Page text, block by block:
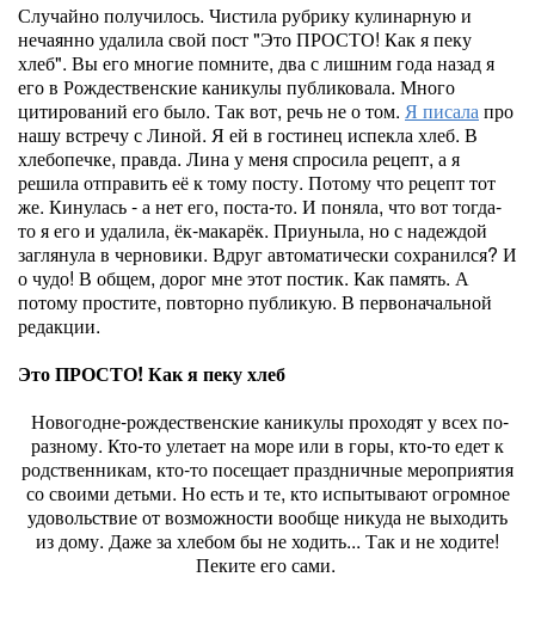
Случайно получилось. Чистила рубрику кулинарную и
нечаянно удалила свой пост "Это ПРОСТО! Как я пеку
хлеб". Вы его многие помните, два с лишним года назад я
его в Рождественские каникулы публиковала. Много
цитирований его было. Так вот, речь не о том. Я писалапро
нашу встречу с Линой. Я ей в гостинец испекла хлеб. В
хлебопечке, правда. Лина у меня спросила рецепт, а я
решила отправить её к тому посту. Потому что рецепт тот
же. Кинулась - а нет его, поста-то. И поняла, что вот тогда-
то я его и удалила, ёк-макарёк. Приуныла, но с надеждой
заглянула в черновики. Вдруг автоматически сохранился? И
о чудо! В общем, дорог мне этот постик. Как память. А
потому простите, повторно публикую. В первоначальной
редакции.
Это ПРОСТО! Как я пеку хлеб
Новогодне-рождественские каникулы проходят у всех по-
разному. Кто-то улетает на море или в горы, кто-то едет к
родственникам, кто-то посещает праздничные мероприятия
со своими детьми. Но есть и те, кто испытывают огромное
удовольствие от возможности вообще никуда не выходить
из дому. Даже за хлебом бы не ходить... Так и не ходите!
Пеките его сами.